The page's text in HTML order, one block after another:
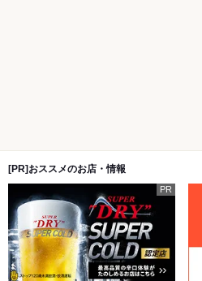
[PR]おススメのお店・情報
PR